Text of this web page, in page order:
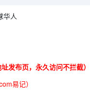
华人
布页，永久访问不拦截）
易记）